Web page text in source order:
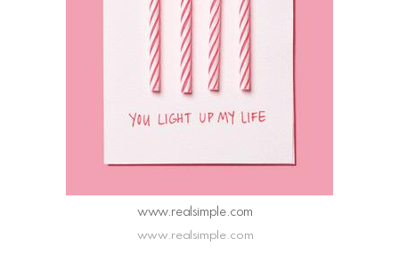
www.realsimple.com
www.realsimple.com